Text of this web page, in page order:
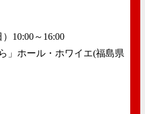
10:00～16:00
」ホール・ホワイエ(福島県